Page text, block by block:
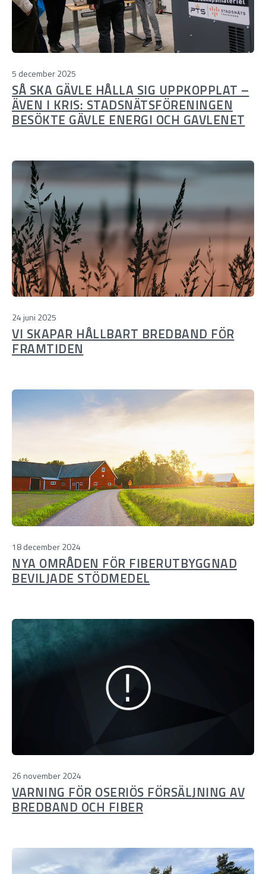
5 december 2025
SÅ SKA GÄVLE HÅLLA SIG UPPKOPPLAT –
ÄVEN I KRIS: STADSNÄTSFÖRENINGEN
BESÖKTE GÄVLE ENERGI OCH GAVLENET
24 juni 2025
VI SKAPAR HÅLLBART BREDBAND FÖR
FRAMTIDEN
18 december 2024
NYA OMRÅDEN FÖR FIBERUTBYGGNAD
BEVILJADE STÖDMEDEL
26 november 2024
VARNING FÖR OSERIÖS FÖRSÄLJNING AV
BREDBAND OCH FIBER